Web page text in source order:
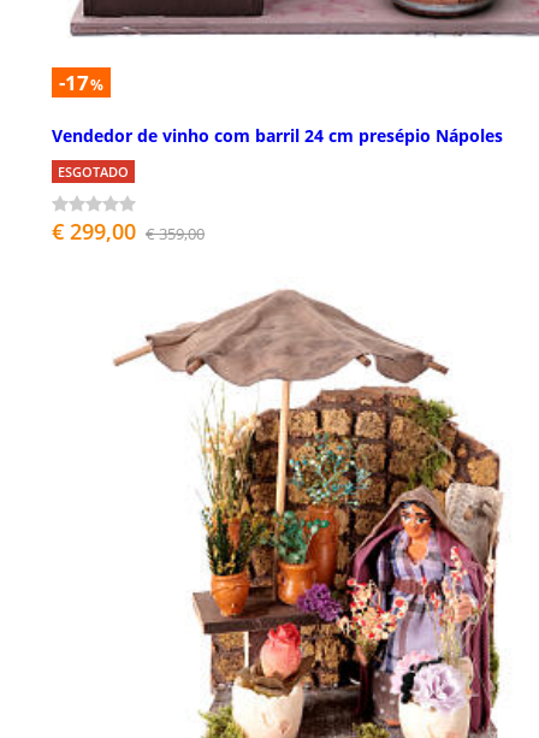
-17%
Vendedor de vinho com barril 24 cm presépio Nápoles
ESGOTADO
€ 299,00 € 359,00